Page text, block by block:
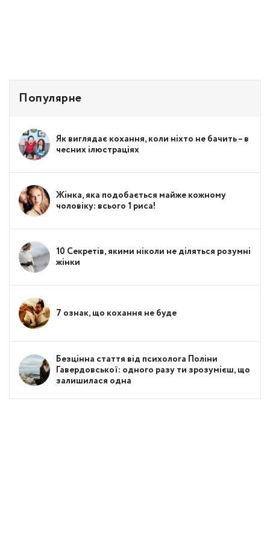
Популярне
Як виглядає кохання, коли ніхто не бачить – в
чесних ілюстраціях
Жінка, яка подобається майже кожному
чоловіку: всього 1 риса!
10 Секретів, якими ніколи не діляться розумні
жінки
7 ознак, що кохання не буде
Безцінна стаття від психолога Поліни
Гавердовської: одного разу ти зрозумієш, що
залишилася одна